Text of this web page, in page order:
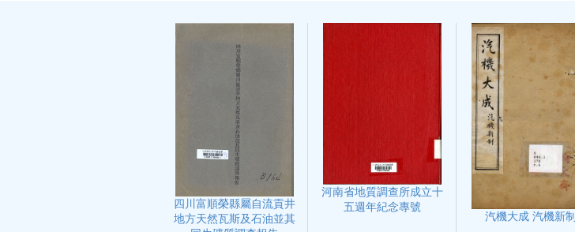
四川富順榮縣屬自流貢井
地方天然瓦斯及石油並其
河南省地質調查所成立十
五週年紀念專號
汽機大成 汽機新制